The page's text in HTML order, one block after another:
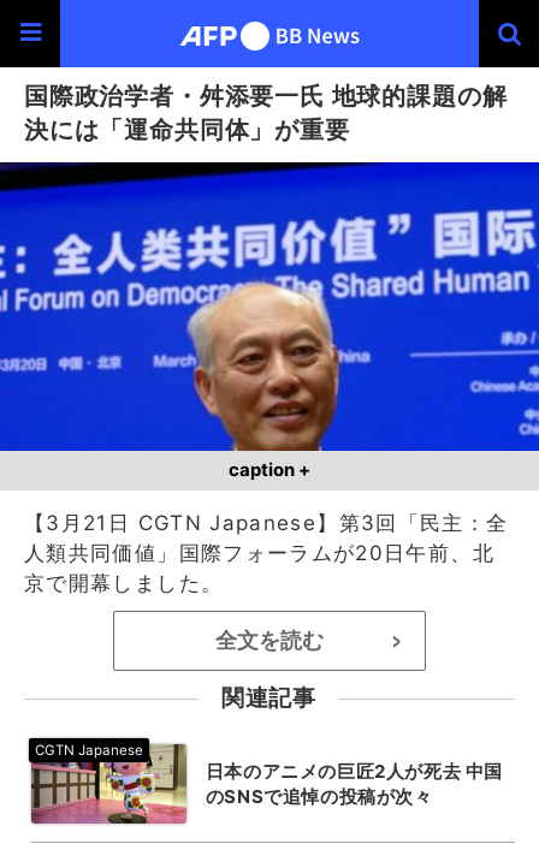
国際政治学者・舛添要一氏 地球的課題の解
決には「運命共同体」が重要
caption +
【3月21日 CGTN Japanese】第3回「民主：全
人類共同価値」国際フォーラムが20日午前、北
京で開幕しました。
全文を読む >
関連記事
日本のアニメの巨匠2人が死去 中国
のSNSで追悼の投稿が次々